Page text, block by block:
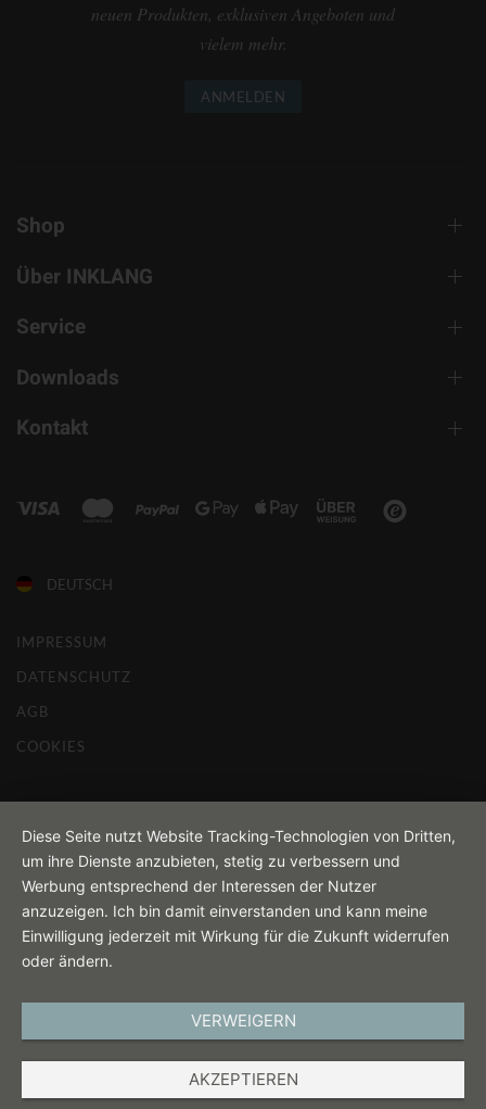
neuen Produkten, exklusiven Angeboten und
vielem mehr.
ANMELDEN
Shop
Über INKLANG
Service
Downloads
Kontakt
DEUTSCH
IMPRESSUM
DATENSCHUTZ
AGB
COOKIES
Diese Seite nutzt Website Tracking-Technologien von Dritten,
um ihre Dienste anzubieten, stetig zu verbessern und
Werbung entsprechend der Interessen der Nutzer
anzuzeigen. Ich bin damit einverstanden und kann meine
Einwilligung jederzeit mit Wirkung für die Zukunft widerrufen
oder ändern.
VERWEIGERN
AKZEPTIEREN